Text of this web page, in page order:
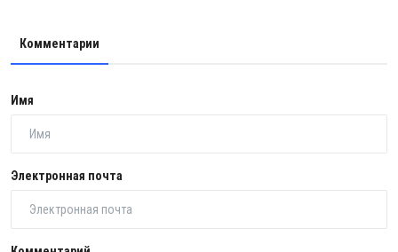
Комментарии
Имя
Электронная почта